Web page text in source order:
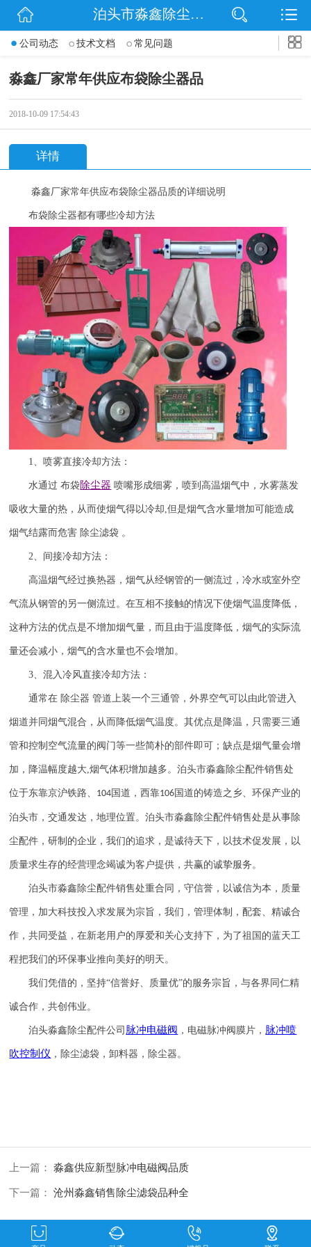
网站首页
公司动态
泊头市淼鑫除尘配件销售处
公司动态 技术文档 常见问题
淼鑫厂家常年供应布袋除尘器品
2018-10-09 17:54:43
详情
淼鑫厂家常年供应布袋除尘器品质的详细说明
布袋除尘器都有哪些冷却方法
1、喷雾直接冷却方法：
水通过 布袋除尘器 喷嘴形成细雾，喷到高温烟气中，水雾蒸发
吸收大量的热，从而使烟气得以冷却,但是烟气含水量增加可能造成
烟气结露而危害 除尘滤袋 。
2、间接冷却方法：
高温烟气经过换热器，烟气从经钢管的一侧流过，冷水或室外空
气流从钢管的另一侧流过。在互相不接触的情况下使烟气温度降低，
这种方法的优点是不增加烟气量，而且由于温度降低，烟气的实际流
量还会减小，烟气的含水量也不会增加。
3、混入冷风直接冷却方法：
通常在 除尘器 管道上装一个三通管，外界空气可以由此管进入
烟道并同烟气混合，从而降低烟气温度。其优点是降温，只需要三通
管和控制空气流量的阀门等一些简朴的部件即可；缺点是烟气量会增
加，降温幅度越大,烟气体积增加越多。泊头市淼鑫除尘配件销售处
位于东靠京沪铁路、 104 国道，西靠106 国道的铸造之乡、环保产业的
泊头市，交通发达，地理位置。泊头市淼鑫除尘配件销售处是从事除
尘配件，研制的企业，我们的追求，是诚待天下，以技术促发展，以
质量求生存的经营理念竭诚为客户提供，共赢的诚挚服务。
泊头市淼鑫除尘配件销售处重合同，守信誉，以诚信为本，质量
管理，加大科技投入求发展为宗旨，我们，管理体制，配套、精诚合
作，共同受益，在新老用户的厚爱和关心支持下，为了祖国的蓝天工
程把我们的环保事业推向美好的明天。
我们凭借的，坚持“信誉好、质量优”的服务宗旨，与各界同仁精
诚合作，共创伟业。
泊头淼鑫除尘配件公司 脉冲电磁阀 ，电磁脉冲阀膜片， 脉冲喷
吹控制仪 ，除尘滤袋，卸料器，除尘器。
上一篇： 淼鑫供应新型脉冲电磁阀品质
下一篇： 沧州淼鑫销售除尘滤袋品种全